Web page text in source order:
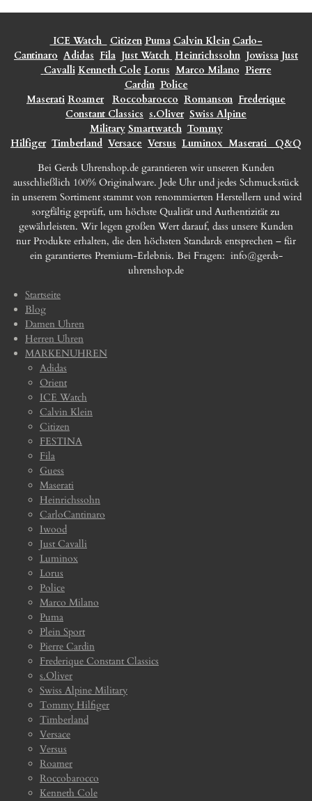
ICE Watch Citizen Puma Calvin Klein Carlo-
Cantinaro Adidas Fila Just Watch Heinrichssohn Jowissa Just
Cavalli Kenneth Cole Lorus Marco Milano Pierre
Cardin Police
Maserati Roamer Roccobarocco Romanson Frederique
Constant Classics s.Oliver Swiss Alpine
Military Smartwatch Tommy
Hilfiger Timberland Versace Versus Luminox Maserati
Q&Q
Bei Gerds Uhrenshop.de garantieren wir unseren Kunden
ausschließlich 100% Originalware. Jede Uhr und jedes Schmuckstück
in unserem Sortiment stammt von renommierten Herstellern und wird
sorgfältig geprüft, um höchste Qualität und Authentizität zu
gewährleisten. Wir legen großen Wert darauf, dass unsere Kunden
nur Produkte erhalten, die den höchsten Standards entsprechen – für
ein garantiertes Premium-Erlebnis. Bei Fragen: info@gerds-
uhrenshop.de
Startseite
Blog
Damen Uhren
Herren Uhren
MARKENUHREN
Adidas
Orient
ICE Watch
Calvin Klein
Citizen
FESTINA
Fila
Guess
Maserati
Heinrichssohn
CarloCantinaro
Iwood
Just Cavalli
Luminox
Lorus
Police
Marco Milano
Puma
Plein Sport
Pierre Cardin
Frederique Constant Classics
s.Oliver
Swiss Alpine Military
Tommy Hilfiger
Timberland
Versace
Versus
Roamer
Roccobarocco
Kenneth Cole